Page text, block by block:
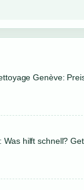
Genève:
hilft schnell?